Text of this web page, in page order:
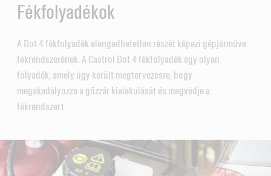
Fékfolyadékok
A Dot 4 fékfolyadék elengedhetetlen részét képezi gépjárműve
fékrendszerének. A Castrol Dot 4 fékfolyadék egy olyan
folyadék, amely úgy került megtervezésre, hogy
megakadályozza a gőzzár kialakulását és megvédje a
fékrendszert.